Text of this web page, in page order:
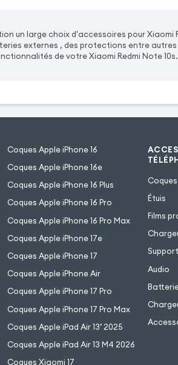
un large choix d'accessoires pour
externes , des protections entre
de votre Xiaomi Redmi Note 10s.
Coques Apple iPhone 16
Coques Apple iPhone 16e
Coques Apple iPhone 16 Plus
Coques Apple iPhone 16 Pro
Coques Apple iPhone 16 Pro Max
Coques Apple iPhone 17e
Coques Apple iPhone 17
Coques Apple iPhone Air
Coques Apple iPhone 17 Pro
Coques Apple iPhone 17 Pro Max
Coques Apple iPad Air 13’ 2025
Coques Apple iPad Air 13 M4 2026
Coques Xiaomi 17
Coques
Étuis
Films
Audio